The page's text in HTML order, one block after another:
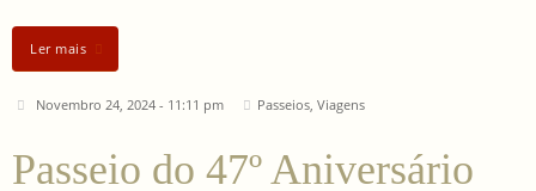
Ler mais
Novembro 24, 2024 - 11:11 pm Passeios,Viagens
Passeio do 47º Aniversário